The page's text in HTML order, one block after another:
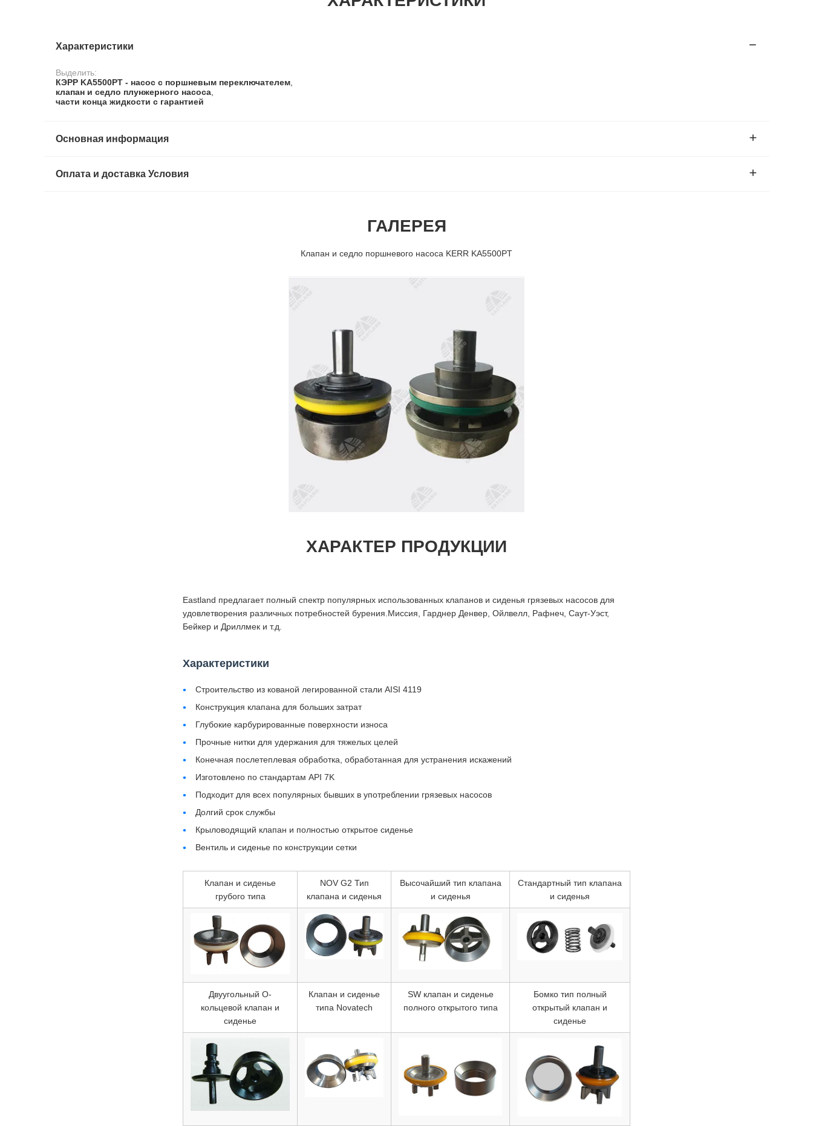
Характеристики
Выделить:
КЭРР KA5500PT - насос с поршневым переключателем,
клапан и седло плунжерного насоса,
части конца жидкости с гарантией
Основная информация
Оплата и доставка Условия
ГАЛЕРЕЯ
Клапан и седло поршневого насоса KERR KA5500PT
ХАРАКТЕР ПРОДУКЦИИ
Eastland предлагает полный спектр популярных использованных клапанов и сиденья грязевых насосов для
удовлетворения различных потребностей бурения.Миссия, Гарднер Денвер, Ойлвелл, Рафнеч, Саут-Уэст,
Бейкер и Дриллмек и т.д.
Характеристики
Строительство из кованой легированной стали AISI 4119
Конструкция клапана для больших затрат
Глубокие карбурированные поверхности износа
Прочные нитки для удержания для тяжелых целей
Конечная послетеплевая обработка, обработанная для устранения искажений
Изготовлено по стандартам API 7K
Подходит для всех популярных бывших в употреблении грязевых насосов
Долгий срок службы
Крыловодящий клапан и полностью открытое сиденье
Вентиль и сиденье по конструкции сетки
Клапан и сиденье
грубого типа
NOV G2 Тип
клапана и сиденья
Высочайший тип клапана
и сиденья
Стандартный тип клапана
и сиденья
Двуугольный O-
кольцевой клапан и
сиденье
Клапан и сиденье
типа Novatech
SW клапан и сиденье
полного открытого типа
Бомко тип полный
открытый клапан и
сиденье